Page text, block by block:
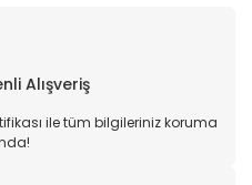
Alışveriş
ile tüm bilgileriniz koruma